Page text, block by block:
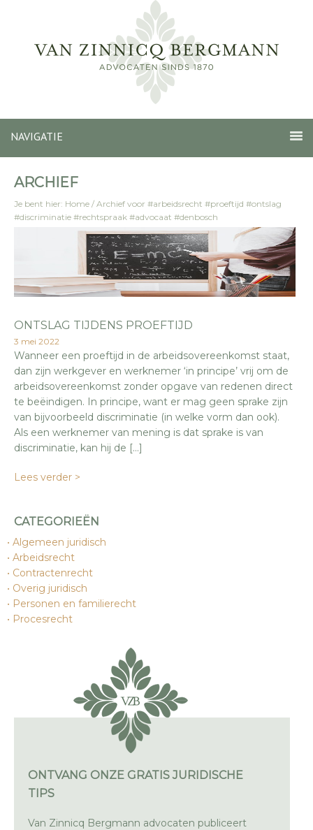
NAVIGATIE
ARCHIEF
Je bent hier: Home / Archief voor #arbeidsrecht #proeftijd #ontslag
#discriminatie #rechtspraak #advocaat #denbosch
#zinnicqbergmann #blogpost
ONTSLAG TIJDENS PROEFTIJD
3 mei 2022
Wanneer een proeftijd in de arbeidsovereenkomst staat,
dan zijn werkgever en werknemer ‘in principe’ vrij om de
arbeidsovereenkomst zonder opgave van redenen direct
te beëindigen. In principe, want er mag geen sprake zijn
van bijvoorbeeld discriminatie (in welke vorm dan ook).
Als een werknemer van mening is dat sprake is van
discriminatie, kan hij de […]
Lees verder >
CATEGORIEËN
Algemeen juridisch
Arbeidsrecht
Contractenrecht
Overig juridisch
Personen en familierecht
Procesrecht
ONTVANG ONZE GRATIS JURIDISCHE
TIPS
Van Zinnicq Bergmann advocaten publiceert